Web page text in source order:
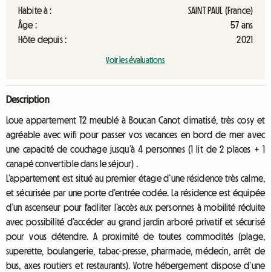
Habite à :
SAINT PAUL (France)
Âge :
57 ans
Hôte depuis :
2021
Voir les évaluations
Description
Loue appartement T2 meublé à Boucan Canot climatisé, très cosy et
agréable avec wifi pour passer vos vacances en bord de mer avec
une capacité de couchage jusqu’à 4 personnes (1 lit de 2 places + 1
canapé convertible dans le séjour) .
L’appartement est situé au premier étage d’une résidence très calme,
et sécurisée par une porte d’entrée codée. La résidence est équipée
d’un ascenseur pour faciliter l’accès aux personnes à mobilité réduite
avec possibilité d’accéder au grand jardin arboré privatif et sécurisé
pour vous détendre. A proximité de toutes commodités (plage,
superette, boulangerie, tabac-presse, pharmacie, médecin, arrêt de
bus, axes routiers et restaurants). Votre hébergement dispose d’une